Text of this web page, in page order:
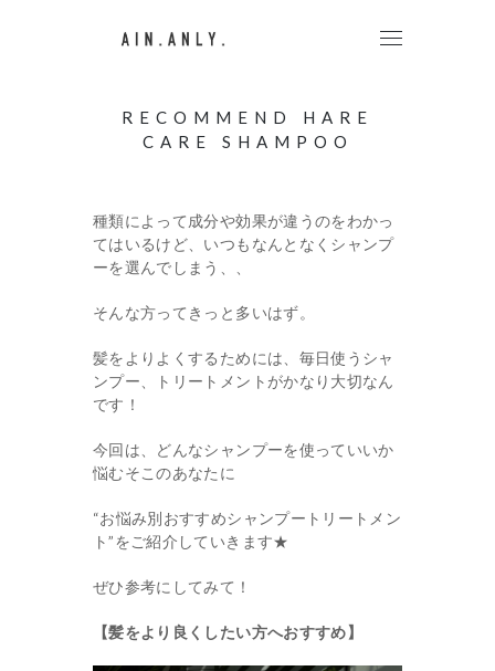
RECOMMEND HARE
CARE SHAMPOO
種類によって成分や効果が違うのをわかっ
てはいるけど、いつもなんとなくシャンプ
ーを選んでしまう、、
そんな方ってきっと多いはず。
髪をよりよくするためには、毎日使うシャ
ンプー、トリートメントがかなり大切なん
です！
今回は、どんなシャンプーを使っていいか
悩むそこのあなたに
“お悩み別おすすめシャンプートリートメン
ト”をご紹介していきます★
ぜひ参考にしてみて！
【髪をより良くしたい方へおすすめ】